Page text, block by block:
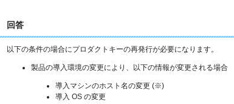
回答
以下の条件の場合にプロダクトキーの再発行が必要になります。
製品の導入環境の変更により、以下の情報が変更される場合
導入マシンのホスト名の変更 (※)
導入 OS の変更